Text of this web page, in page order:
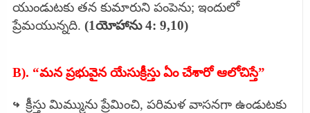
యుండుటకు తన కుమారుని పంపెను; ఇందులో
ప్రేమయున్నది. (1యోహాను 4: 9,10)
B). “మన ప్రభువైన యేసుక్రీస్తు ఏం చేశారో ఆలోచిస్తే”
↪ క్రీస్తు మిమ్మును ప్రేమించి, పరిమళ వాసనగా ఉండుటకు